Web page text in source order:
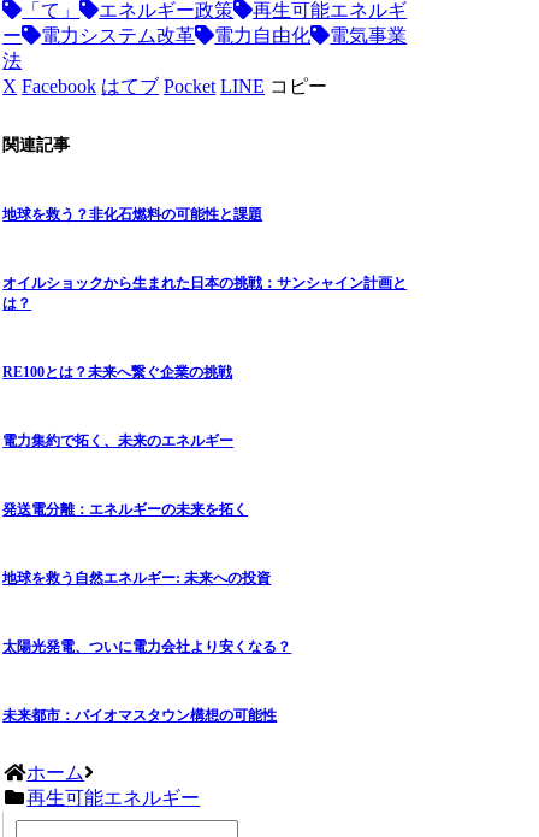
「て」 エネルギー政策
再生可能エネルギ
ー
電力システム改革 電力自由化
電気事業
法
X Facebook はてブ Pocket LINE コピー
関連記事
地球を救う？非化石燃料の可能性と課題
オイルショックから生まれた日本の挑戦：サンシャイン計画と
は？
RE100とは？未来へ繋ぐ企業の挑戦
電力集約で拓く、未来のエネルギー
発送電分離：エネルギーの未来を拓く
地球を救う自然エネルギー: 未来への投資
太陽光発電、ついに電力会社より安くなる？
未来都市：バイオマスタウン構想の可能性
ホーム
再生可能エネルギー